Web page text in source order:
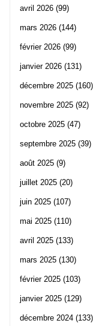
avril 2026 (99)
mars 2026 (144)
février 2026 (99)
janvier 2026 (131)
décembre 2025 (160)
novembre 2025 (92)
octobre 2025 (47)
septembre 2025 (39)
août 2025 (9)
juillet 2025 (20)
juin 2025 (107)
mai 2025 (110)
avril 2025 (133)
mars 2025 (130)
février 2025 (103)
janvier 2025 (129)
décembre 2024 (133)